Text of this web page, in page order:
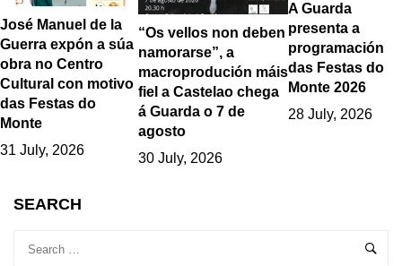
José Manuel de la
Guerra expón a súa
obra no Centro
Cultural con motivo
das Festas do
Monte
31 July, 2026
“Os vellos non deben
namorarse”, a
macroprodución máis
fiel a Castelao chega
á Guarda o 7 de
agosto
30 July, 2026
A Guarda
presenta a
programación
das Festas do
Monte 2026
28 July, 2026
SEARCH